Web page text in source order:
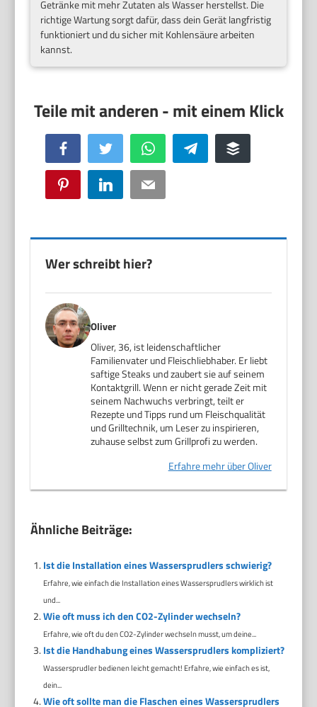
Getränke mit mehr Zutaten als Wasser herstellst. Die
richtige Wartung sorgt dafür, dass dein Gerät langfristig
funktioniert und du sicher mit Kohlensäure arbeiten
kannst.
Facebook Twitter WhatsApp Telegram Buffer
Pinterest LinkedIn Email
Wer schreibt hier?
Oliver
Oliver, 36, ist leidenschaftlicher
Familienvater und Fleischliebhaber. Er liebt
saftige Steaks und zaubert sie auf seinem
Kontaktgrill. Wenn er nicht gerade Zeit mit
seinem Nachwuchs verbringt, teilt er
Rezepte und Tipps rund um Fleischqualität
und Grilltechnik, um Leser zu inspirieren,
zuhause selbst zum Grillprofi zu werden.
Erfahre mehr über Oliver
Ähnliche Beiträge:
Ist die Installation eines Wassersprudlers schwierig?
Erfahre, wie einfach die Installation eines Wassersprudlers wirklich ist
und...
Wie oft muss ich den CO2-Zylinder wechseln?
Erfahre, wie oft du den CO2-Zylinder wechseln musst, um deine...
Ist die Handhabung eines Wassersprudlers kompliziert?
Wassersprudler bedienen leicht gemacht! Erfahre, wie einfach es ist,
dein...
Wie oft sollte man die Flaschen eines Wassersprudlers